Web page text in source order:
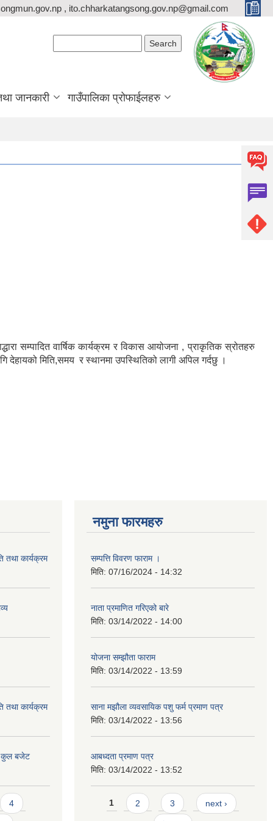
, ito.chharkatangsong.gov.np@gmail.com
जानकारी गाउँपालिका प्रोफाईलहरु
सम्पादित वार्षिक कार्यक्रम र विकास आयोजना , प्राकृतिक स्रोतहरु
देहायको मिति,समय र स्थानमा उपस्थितिको लागी अपिल गर्दछु ।
तथा कार्यक्रम
तथा कार्यक्रम
कुल बजेट
4
नमुना फारमहरु
सम्पत्ति विवरण फाराम ।
मिति: 07/16/2024 - 14:32
नाता प्रमाणित गरिएको बारे
मिति: 03/14/2022 - 14:00
योजना सम्झौता फाराम
मिति: 03/14/2022 - 13:59
साना मझौला व्यवसायिक पशु फर्म प्रमाण पत्र
मिति: 03/14/2022 - 13:56
आबध्दता प्रमाण पत्र
मिति: 03/14/2022 - 13:52
Pages
1 2 3 next ›